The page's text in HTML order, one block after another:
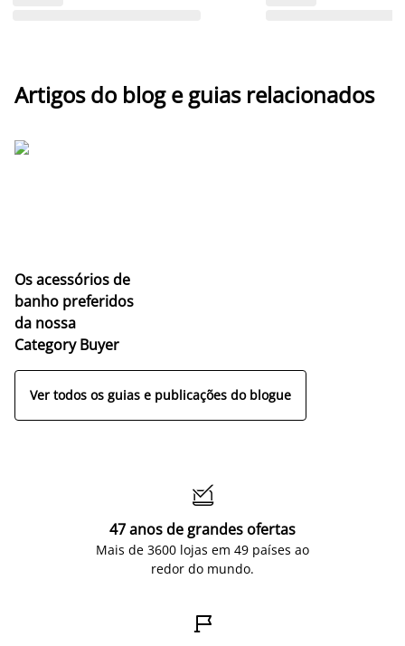
Artigos do blog e guias relacionados
Os acessórios de
banho preferidos
da nossa
Category Buyer
Ver todos os guias e publicações do blogue

47 anos de grandes ofertas
Mais de 3600 lojas em 49 países ao
redor do mundo.
